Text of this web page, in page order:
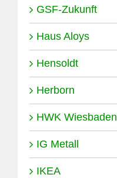
GSF-Zukunft
Haus Aloys
Hensoldt
Herborn
HWK Wiesbaden
IG Metall
IKEA